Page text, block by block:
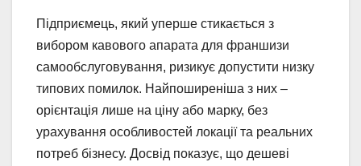
Підприємець, який уперше стикається з
вибором кавового апарата для франшизи
самообслуговування, ризикує допустити низку
типових помилок. Найпоширеніша з них –
орієнтація лише на ціну або марку, без
урахування особливостей локації та реальних
потреб бізнесу. Досвід показує, що дешеві